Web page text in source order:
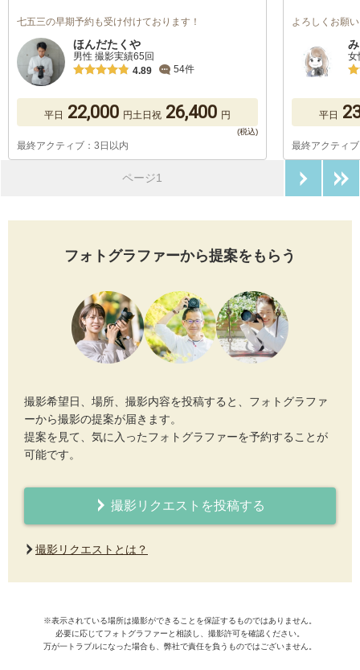
七五三の早期予約も受け付けております！
ほんだたくや
男性 撮影実績65回
4.89
54件
平日 22,000 円土日祝 26,400 円
最終アクティブ：3日以内
よろしくお願
女
平日
最終アクティ
ページ1
フォトグラファーから提案をもらう
撮影希望日、場所、撮影内容を投稿すると、フォトグラファ
ーから撮影の提案が届きます。
提案を見て、気に入ったフォトグラファーを予約することが
可能です。
撮影リクエストを投稿する
撮影リクエストとは？
※表示されている場所は撮影ができることを保証するものではありません。
必要に応じてフォトグラファーと相談し、撮影許可を確認ください。
万が一トラブルになった場合も、弊社で責任を負うものではございません。